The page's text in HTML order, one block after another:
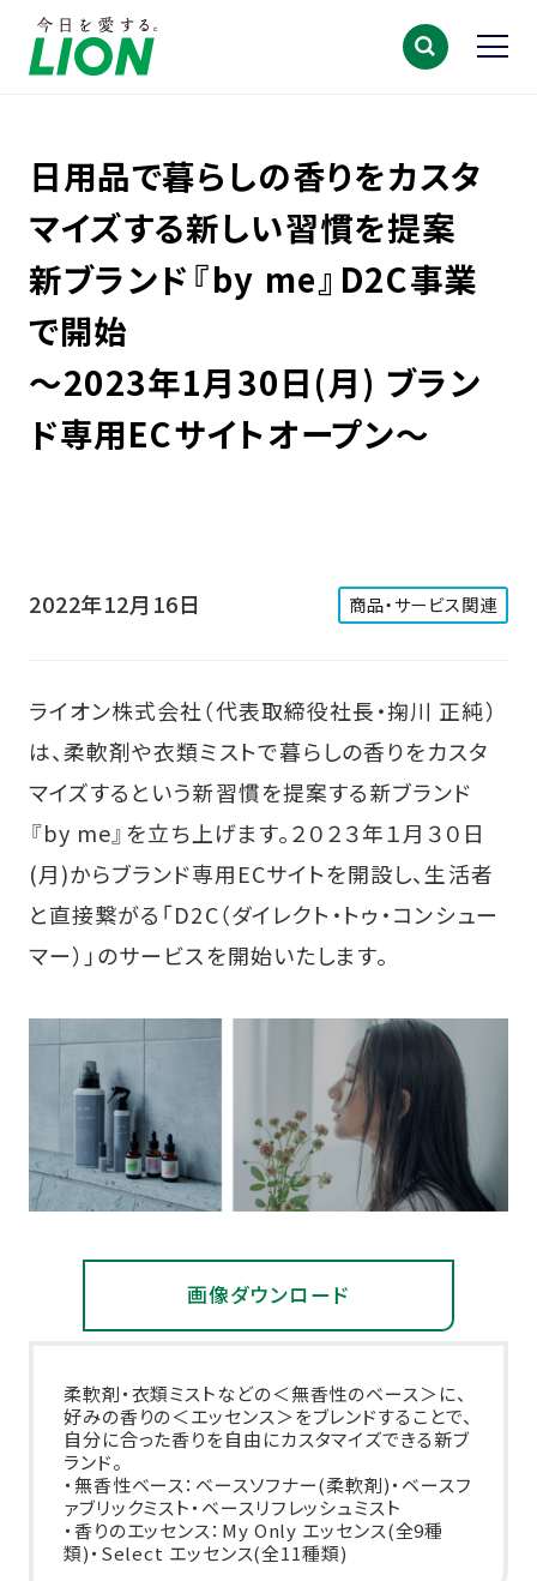
日用品で暮らしの香りをカスタ
マイズする新しい習慣を提案
新ブランド『by me』D2C事業
で開始
～2023年1月30日(月) ブラン
ド専用ECサイトオープン～
2022年12月16日 商品・サービス関連
ライオン株式会社（代表取締役社長・掬川 正純）
は、柔軟剤や衣類ミストで暮らしの香りをカスタ
マイズするという新習慣を提案する新ブランド
『by me』を立ち上げます。２０２３年１月３０日
(月)からブランド専用ECサイトを開設し、生活者
と直接繋がる「D2C（ダイレクト・トゥ・コンシュー
マー）」のサービスを開始いたします。
画像ダウンロード
柔軟剤・衣類ミストなどの＜無香性のベース＞に、
好みの香りの＜エッセンス＞をブレンドすることで、
自分に合った香りを自由にカスタマイズできる新ブ
ランド。
・無香性ベース：ベースソフナー(柔軟剤)・ベースフ
ァブリックミスト・ベースリフレッシュミスト
・香りのエッセンス：My Only エッセンス(全9種
類)・Select エッセンス(全11種類)